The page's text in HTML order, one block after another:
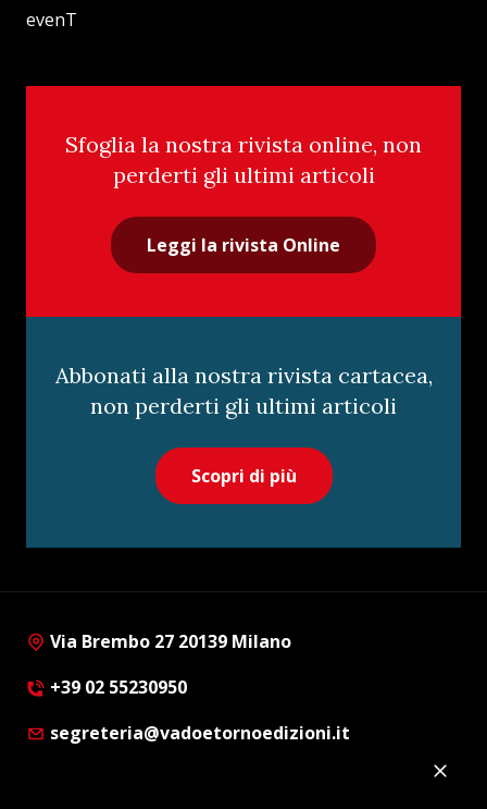
evenT
Sfoglia la nostra rivista online, non
perderti gli ultimi articoli
Leggi la rivista Online
Abbonati alla nostra rivista cartacea,
non perderti gli ultimi articoli
Scopri di più
Via Brembo 27 20139 Milano
+39 02 55230950
segreteria@vadoetornoedizioni.it